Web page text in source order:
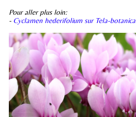
Pour aller plus loin:
- Cyclamen hederifolium sur Tela-botanica